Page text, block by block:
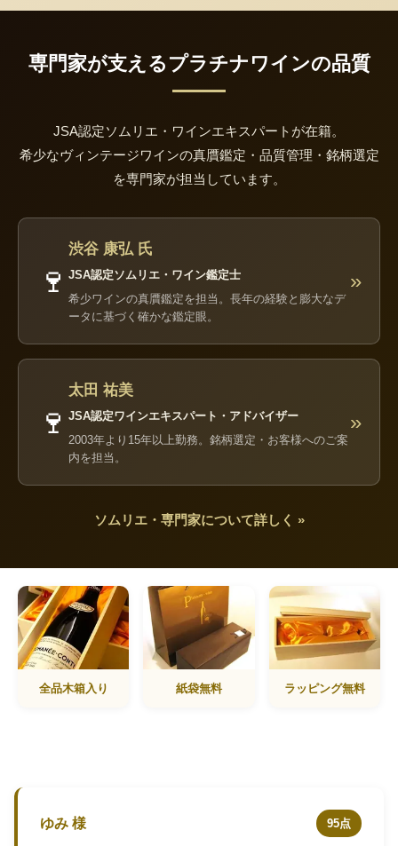
専門家が支えるプラチナワインの品質
JSA認定ソムリエ・ワインエキスパートが在籍。
希少なヴィンテージワインの真贋鑑定・品質管理・銘柄選定
を専門家が担当しています。
🍷
渋谷 康弘 氏
JSA認定ソムリエ・ワイン鑑定士
希少ワインの真贋鑑定を担当。長年の経験と膨大なデ
ータに基づく確かな鑑定眼。
»
🍷
太田 祐美
JSA認定ワインエキスパート・アドバイザー
2003年より15年以上勤務。銘柄選定・お客様へのご案
内を担当。
»
ソムリエ・専門家について詳しく »
全品木箱入り 紙袋無料 ラッピング無料
ゆみ 様 95点